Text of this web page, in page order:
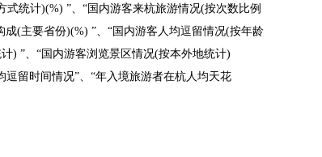
统计)(%) ”、“国内游客来杭旅游情况(按次数比例
(主要省份)(%) ”、“国内游客人均逗留情况(按年龄
) ”、“国内游客浏览景区情况(按本外地统计)
留时间情况”、“年入境旅游者在杭人均天花